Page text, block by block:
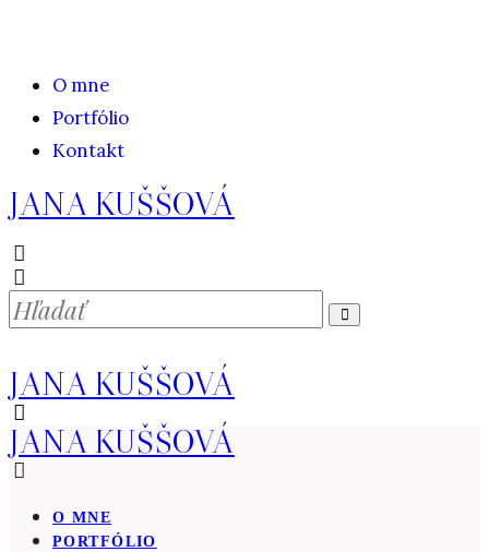
O mne
Portfólio
Kontakt
JANA KUŠŠOVÁ
JANA KUŠŠOVÁ
JANA KUŠŠOVÁ
O MNE
PORTFÓLIO